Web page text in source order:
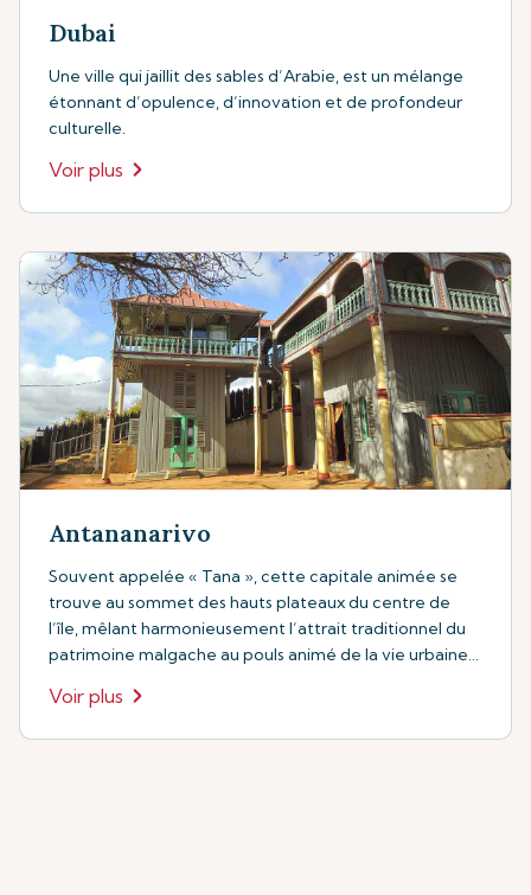
Dubai
Une ville qui jaillit des sables d’Arabie, est un mélange
étonnant d’opulence, d’innovation et de profondeur
culturelle.
Voir plus
Antananarivo
Souvent appelée « Tana », cette capitale animée se
trouve au sommet des hauts plateaux du centre de
l’île, mêlant harmonieusement l’attrait traditionnel du
patrimoine malgache au pouls animé de la vie urbaine
Voir plus